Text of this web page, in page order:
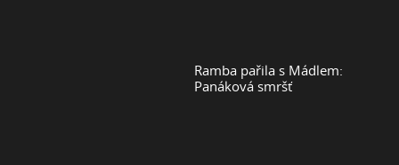
Ramba pařila s Mádlem:
Panáková smršť